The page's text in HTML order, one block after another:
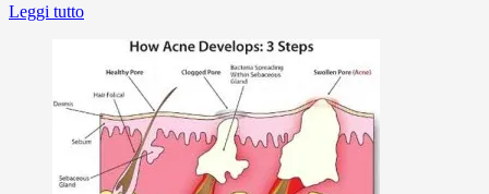
Leggi tutto